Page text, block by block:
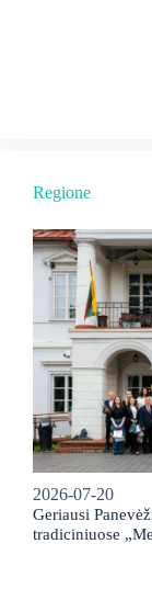
Regione
2026-07-20
Geriausi
tradiciniuose